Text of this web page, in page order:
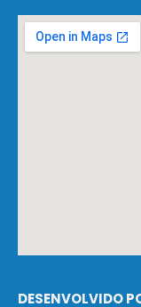
DESENVOLVIDO